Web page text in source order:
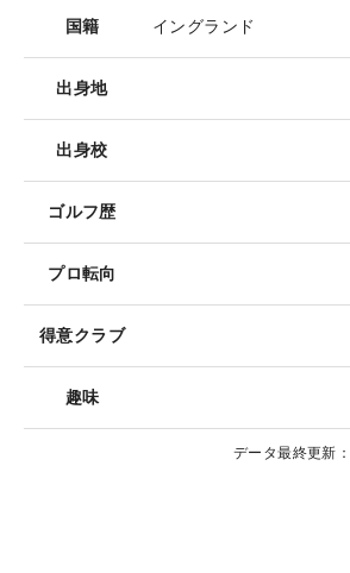
国籍 イングランド
出身地
出身校
ゴルフ歴
プロ転向
得意クラブ
趣味
データ最終更新